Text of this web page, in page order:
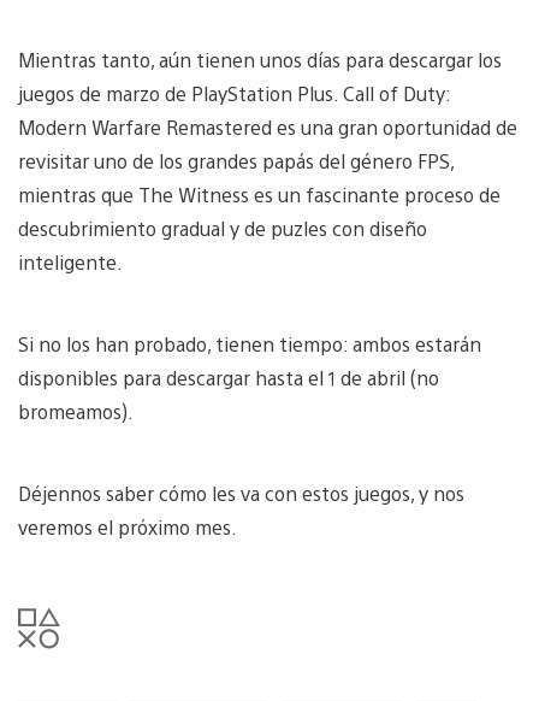
Mientras tanto, aún tienen unos días para descargar los
juegos de marzo de PlayStation Plus. Call of Duty:
Modern Warfare Remastered es una gran oportunidad de
revisitar uno de los grandes papás del género FPS,
mientras que The Witness es un fascinante proceso de
descubrimiento gradual y de puzles con diseño
inteligente.
Si no los han probado, tienen tiempo: ambos estarán
disponibles para descargar hasta el 1 de abril (no
bromeamos).
Déjennos saber cómo les va con estos juegos, y nos
veremos el próximo mes.